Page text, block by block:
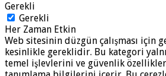
Gerekli
Gerekli
Her Zaman Etkin
Web sitesinin düzgün çalışması için
kesinlikle gereklidir. Bu kategori
temel işlevlerini ve güvenlik